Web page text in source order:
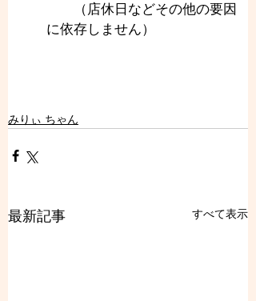
（店休日などその他の要因
に依存しません）
みりぃ ちゃん
最新記事 すべて表示